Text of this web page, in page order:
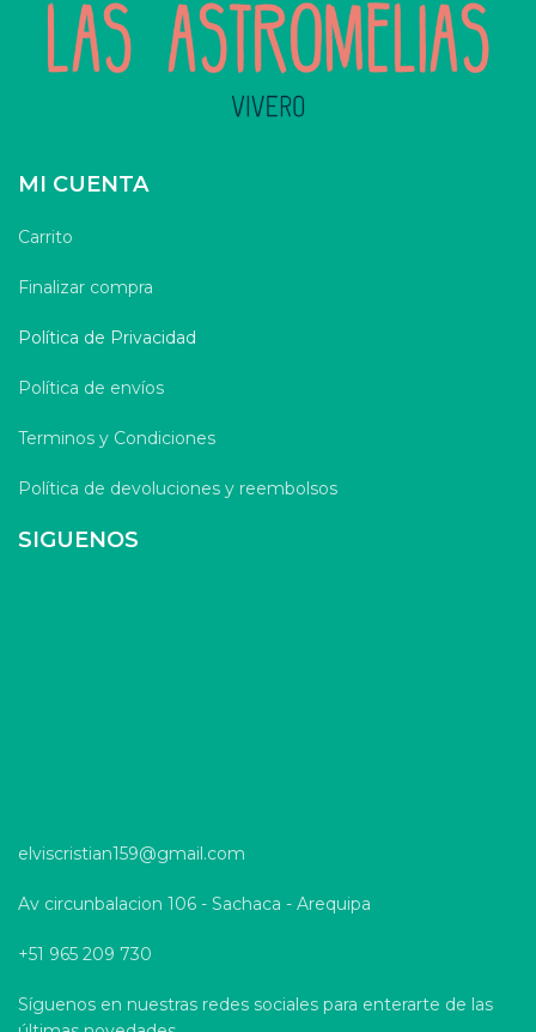
MI CUENTA
Carrito
Finalizar compra
Política de Privacidad
Política de envíos
Terminos y Condiciones
Política de devoluciones y reembolsos
SIGUENOS
elviscristian159@gmail.com
Av circunbalacion 106 - Sachaca - Arequipa
+51 965 209 730
Síguenos en nuestras redes sociales para enterarte de las